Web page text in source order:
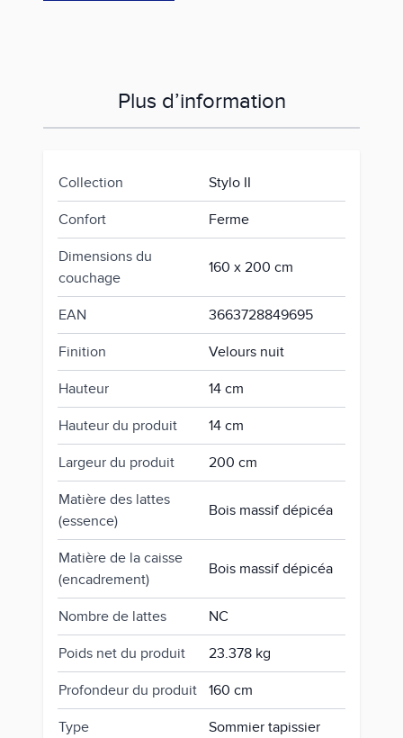
Plus d’information
Collection Stylo II
Confort Ferme
Dimensions du
couchage
160 x 200 cm
EAN 3663728849695
Finition Velours nuit
Hauteur 14 cm
Hauteur du produit 14 cm
Largeur du produit 200 cm
Matière des lattes
(essence)
Bois massif dépicéa
Matière de la caisse
(encadrement)
Bois massif dépicéa
Nombre de lattes NC
Poids net du produit 23.378 kg
Profondeur du produit 160 cm
Type Sommier tapissier